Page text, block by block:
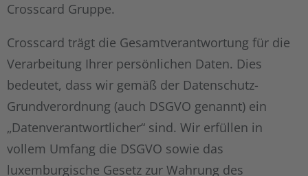
Crosscard Gruppe.
Crosscard trägt die Gesamtverantwortung für die
Verarbeitung Ihrer persönlichen Daten. Dies
bedeutet, dass wir gemäß der Datenschutz-
Grundverordnung (auch DSGVO genannt) ein
„Datenverantwortlicher“ sind. Wir erfüllen in
vollem Umfang die DSGVO sowie das
luxemburgische Gesetz zur Wahrung des